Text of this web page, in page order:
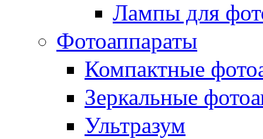
Лампы для
Фотоаппараты
Компактные
Зеркальные
Ультразум